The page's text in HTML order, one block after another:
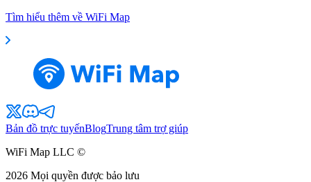
Tìm hiểu thêm về WiFi Map
Bản đồ trực tuyếnBlogTrung tâm trợ giúp
WiFi Map LLC ©
2026 Mọi quyền được bảo lưu